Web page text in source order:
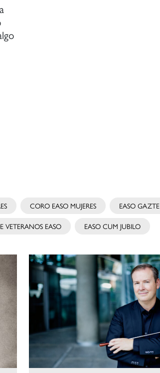
CORO EASO MUJERES EASO GAZTE
VETERANOS EASO EASO CUM JUBILO